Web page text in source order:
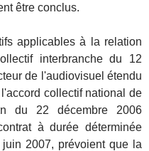
être conclus.
applicables à la relation
interbranche du 12
de l'audiovisuel étendu
collectif national de
du 22 décembre 2006
à durée déterminée
2007, prévoient que la